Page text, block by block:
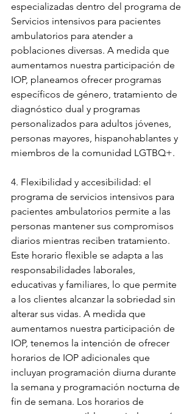
especializadas dentro del programa de
Servicios intensivos para pacientes
ambulatorios para atender a
poblaciones diversas. A medida que
aumentamos nuestra participación de
IOP, planeamos ofrecer programas
específicos de género, tratamiento de
diagnóstico dual y programas
personalizados para adultos jóvenes,
personas mayores, hispanohablantes y
miembros de la comunidad LGTBQ+.
4. Flexibilidad y accesibilidad: el
programa de servicios intensivos para
pacientes ambulatorios permite a las
personas mantener sus compromisos
diarios mientras reciben tratamiento.
Este horario flexible se adapta a las
responsabilidades laborales,
educativas y familiares, lo que permite
a los clientes alcanzar la sobriedad sin
alterar sus vidas. A medida que
aumentamos nuestra participación de
IOP, tenemos la intención de ofrecer
horarios de IOP adicionales que
incluyan programación diurna durante
la semana y programación nocturna de
fin de semana. Los horarios de